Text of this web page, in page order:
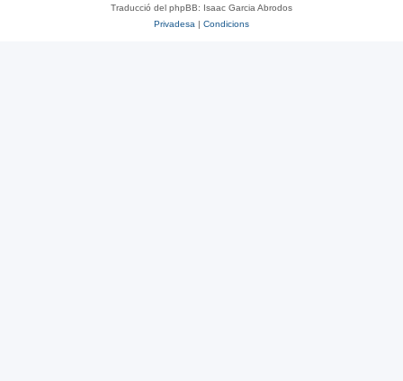
Traducció del phpBB: Isaac Garcia Abrodos
Privadesa | Condicions